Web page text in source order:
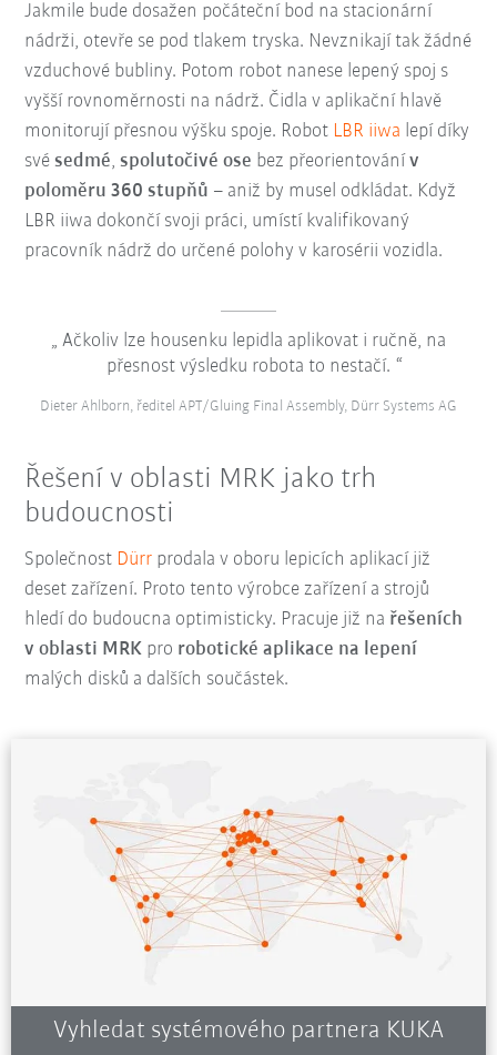
Jakmile bude dosažen počáteční bod na stacionární
nádrži, otevře se pod tlakem tryska. Nevznikají tak žádné
vzduchové bubliny. Potom robot nanese lepený spoj s
vyšší rovnoměrnosti na nádrž. Čidla v aplikační hlavě
monitorují přesnou výšku spoje. Robot LBR iiwa lepí díky
svésedmé,spolutočivé ose bez přeorientovánív
poloměru 360 stupňů – aniž by musel odkládat. Když
LBR iiwa dokončí svoji práci, umístí kvalifikovaný
pracovník nádrž do určené polohy v karosérii vozidla.
Ačkoliv lze housenku lepidla aplikovat i ručně, na
přesnost výsledku robota to nestačí.
Dieter Ahlborn, ředitel APT/Gluing Final Assembly, Dürr Systems AG
Řešení v oblasti MRK jako trh
budoucnosti
Společnost Dürr prodala v oboru lepicích aplikací již
deset zařízení. Proto tento výrobce zařízení a strojů
hledí do budoucna optimisticky. Pracuje již na řešeních
v oblasti MRK pro robotické aplikace na lepení
malých disků a dalších součástek.
Vyhledat systémového partnera KUKA